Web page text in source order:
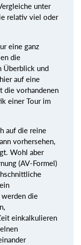
unter
relativ viel oder
eine ganz
die
Überblick und
auf eine
die vorhandenen
einer Tour im
auf die reine
vorhersehen,
Wohl aber
(AV-Formel)
die
einkalkulieren